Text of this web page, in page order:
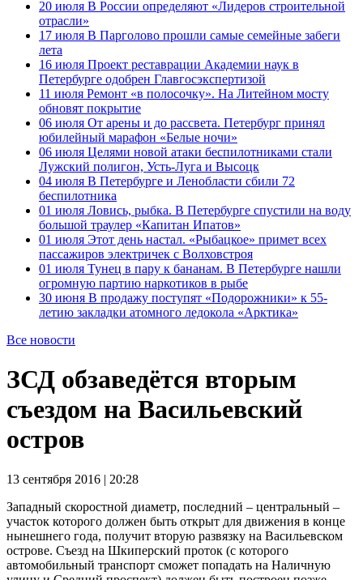
20 июля В России определяют «Лидеров строительной
отрасли»
17 июля В Парголово прошли самые семейные забеги
лета
16 июля Проект реставрации Академии наук в
Петербурге одобрен Главгосэкспертизой
11 июля Ремонт «в полосочку». На Литейном мосту
обновят покрытие
06 июля От арены и до рассвета. Петербург принял
юбилейный марафон «Белые ночи»
06 июля Целями новой атаки беспилотниками стали
Лужский полигон, Усть-Луга и Высоцк
04 июля В Петербурге и Ленобласти сбили 72
беспилотника
01 июля Ловись, рыбка. В Петербурге спустили на воду
большой траулер «Капитан Ипатов»
01 июля Этот день настал. «Рыбацкое» примет всех
пассажиров электричек с Волховстроя
01 июля Тунец в пару к бананам. В Петербурге нашли
огромную партию наркотиков в рыбе
30 июня В продажу поступят «Подорожники» к 55-
летию закладки атомного ледокола «Арктика»
Все новости
ЗСД обзаведётся вторым
съездом на Васильевский
остров
13 сентября 2016 | 20:28
Западный скоростной диаметр, последний – центральный –
участок которого должен быть открыт для движения в конце
нынешнего года, получит вторую развязку на Васильевском
острове. Съезд на Шкиперский проток (с которого
автомобильный транспорт сможет попадать на Наличную